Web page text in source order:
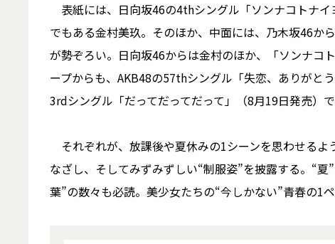
表紙には、日向坂46の4thシングル「ソンナコトナ
でもある金村美玖。そのほか、中面には、乃木坂46か
が勢ぞろい。日向坂46からは金村のほか、「ソンナコ
ープからも、AKB48の57thシングル「失恋、ありがと
3rdシングル「だってだってだって」（8月19日発売）
それぞれが、放課後や夏休みの1シーンを思わせる
なざし、そしてみずみずしい“制服姿”を披露する。“
葉”の数々も必読。美少女たちの“今しかない”青春の1